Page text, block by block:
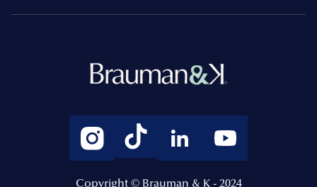
Copyright © Brauman & K - 2024